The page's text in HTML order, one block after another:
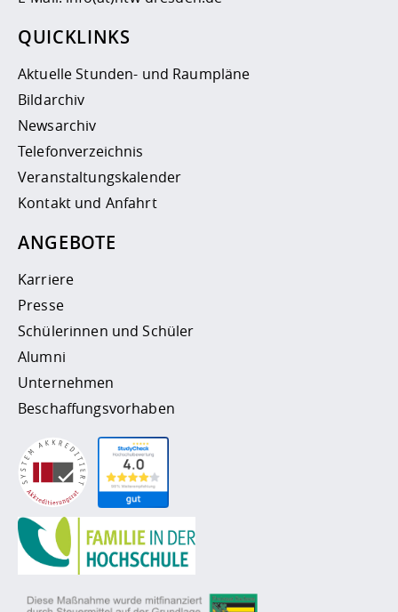
QUICKLINKS
Aktuelle Stunden- und Raumpläne
Bildarchiv
Newsarchiv
Telefonverzeichnis
Veranstaltungskalender
Kontakt und Anfahrt
ANGEBOTE
Karriere
Presse
Schülerinnen und Schüler
Alumni
Unternehmen
Beschaffungsvorhaben